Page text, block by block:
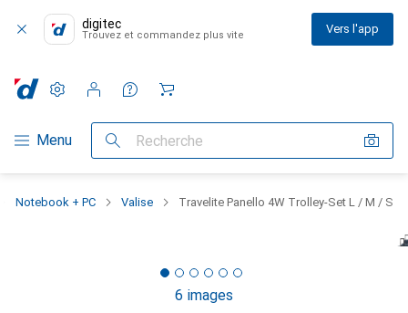
digitec
Trouvez et commandez plus vite Vers l'app
Navigation par catégorie
Menu Recherche
Paramètres
Compte client
Listes de comparaison
Listes d'envies
Panier
Notebook + PC Valise Travelite Panello 4W Trolley-Set L / M / S
6 images